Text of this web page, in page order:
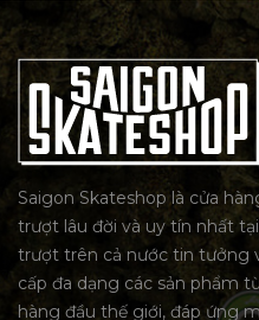
Saigon Skateshop là cửa
trượt lâu đời và uy tín nhất
trượt trên cả nước tin tưởng
cấp đa dạng các sản phẩm
hàng đầu thế giới, đáp ứng